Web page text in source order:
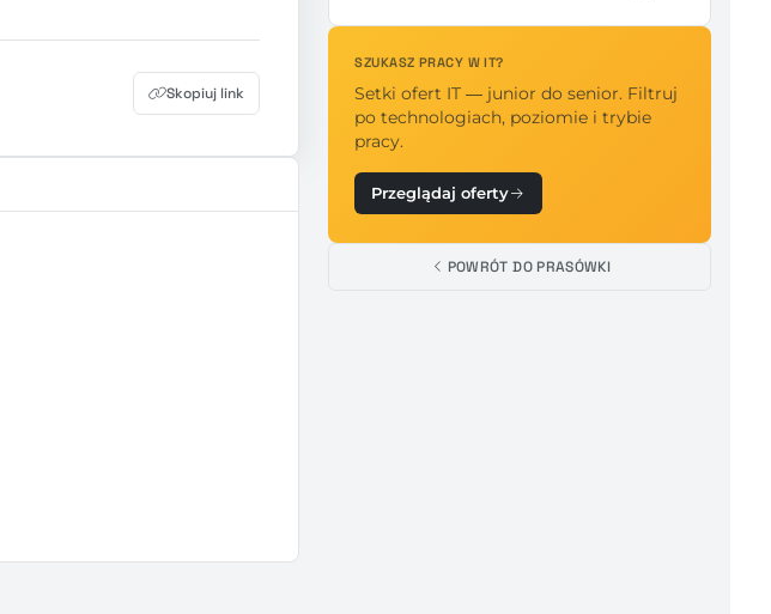
Skopiuj link
SZUKASZ PRACY W IT?
Setki ofert IT — junior do senior. Filtruj
po technologiach, poziomie i trybie
pracy.
Przeglądaj oferty
POWRÓT DO PRASÓWKI